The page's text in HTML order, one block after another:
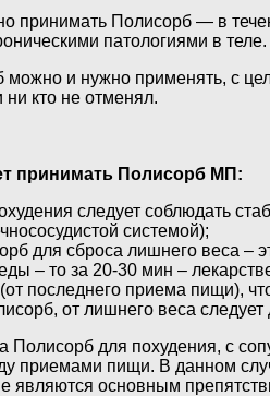
принимать Полисорб — в
патологиями в теле.
можно и нужно применять, с
ни кто не отменял.
принимать Полисорб МП:
следует соблюдать
системой);
для сброса лишнего веса –
– то за 20-30 мин –
(от последнего приема пищи),
от лишнего веса следует
Полисорб для похудения, с
приемами пищи. В данном
являются основным